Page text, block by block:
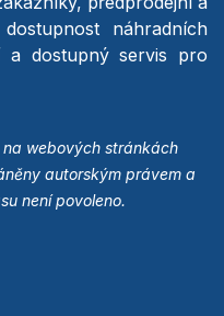
náhradních
a dostupný servis pro
webových stránkách
autorským právem a
není povoleno.